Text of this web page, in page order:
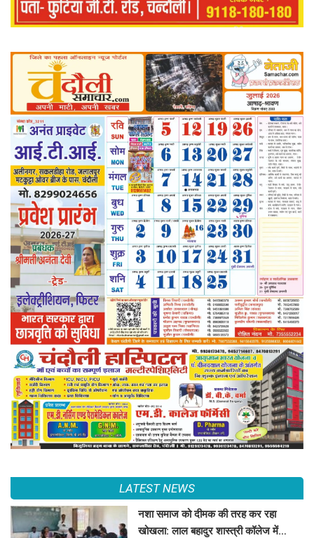
LATEST NEWS
नशा समाज को दीमक की तरह कर रहा
खोखला: लाल बहादुर शास्त्री कॉलेज में